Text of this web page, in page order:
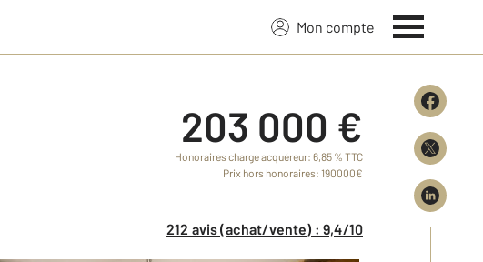
Mon compte
203 000 €
Honoraires charge acquéreur: 6,85 % TTC
Prix hors honoraires: 190000€
212 avis (achat/vente) : 9,4/10